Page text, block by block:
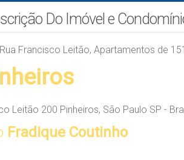
Do Imóvel e
Francisco Leitão, Apartamentos de
Leitão 200 Pinheiros, São Paulo SP -
Fradique Coutinho